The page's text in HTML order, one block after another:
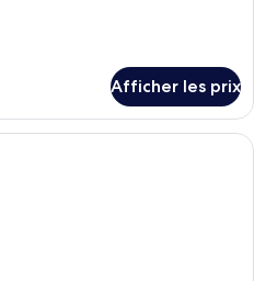
Afficher les prix